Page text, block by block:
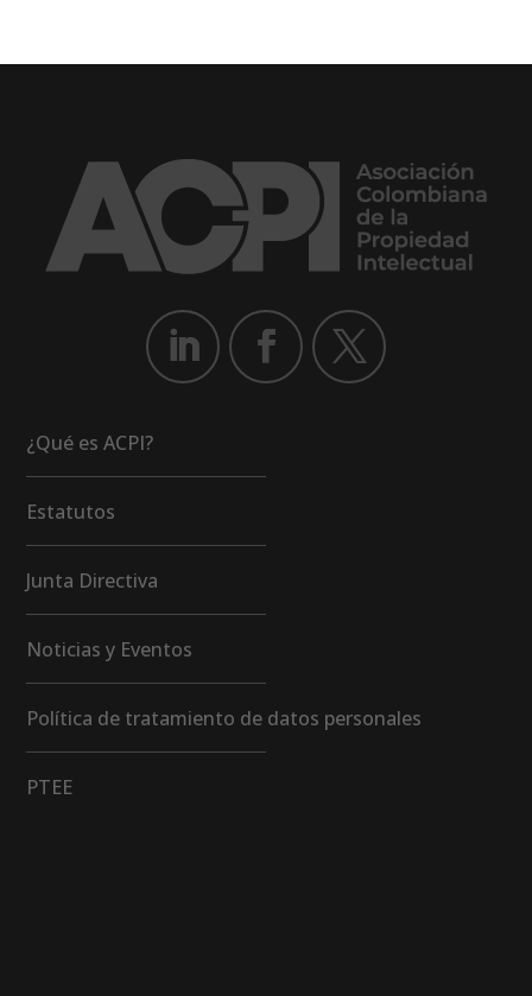
¿Qué es ACPI?
Estatutos
Junta Directiva
Noticias y Eventos
Política de tratamiento de datos personales
PTEE